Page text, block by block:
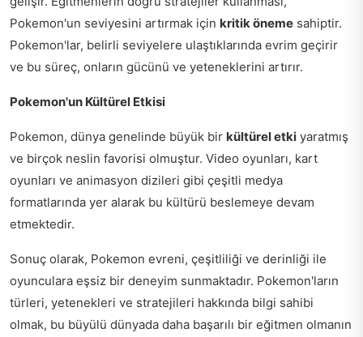
Pokemon'un seviyesini artırmak için kritik öneme sahiptir.
Pokemon'lar, belirli seviyelere ulaştıklarında evrim geçirir
ve bu süreç, onların gücünü ve yeteneklerini artırır.
Pokemon'un Kültürel Etkisi
Pokemon, dünya genelinde büyük bir kültürel etki yaratmış
ve birçok neslin favorisi olmuştur. Video oyunları, kart
oyunları ve animasyon dizileri gibi çeşitli medya
formatlarında yer alarak bu kültürü beslemeye devam
etmektedir.
Sonuç olarak, Pokemon evreni, çeşitliliği ve derinliği ile
oyunculara eşsiz bir deneyim sunmaktadır. Pokemon'ların
türleri, yetenekleri ve stratejileri hakkında bilgi sahibi
olmak, bu büyülü dünyada daha başarılı bir eğitmen olmanın